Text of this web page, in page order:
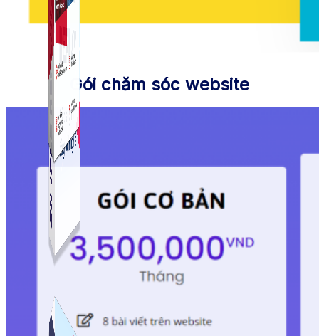
Simple Replay
App ghi hình tự động quy trình đóng gói hàng hoá
Shopee, Lazada, Tiktokshop
Simple Live
Phần mềm tạo kịch bản bình luận livestream Tiktok
Gói chăm sóc website